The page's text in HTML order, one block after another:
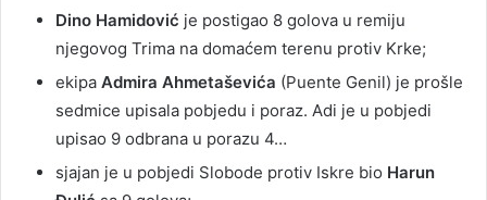
Dino Hamidović je postigao 8 golova u remiju
njegovog Trima na domaćem terenu protiv Krke;
ekipa Admira Ahmetaševića (Puente Genil) je prošle
sedmice upisala pobjedu i poraz. Adi je u pobjedi
upisao 9 odbrana u porazu 4…
sjajan je u pobjedi Slobode protiv Iskre bio Harun